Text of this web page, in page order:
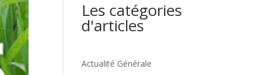
Les catégories
d'articles
Actualité Générale